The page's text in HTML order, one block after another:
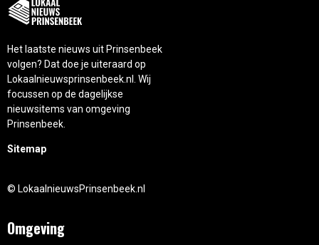
Het laatste nieuws uit Prinsenbeek
volgen? Dat doe je uiteraard op
Lokaalnieuwsprinsenbeek.nl. Wij
focussen op de dagelijkse
nieuwsitems van omgeving
Prinsenbeek.
Sitemap
© LokaalnieuwsPrinsenbeek.nl
Omgeving